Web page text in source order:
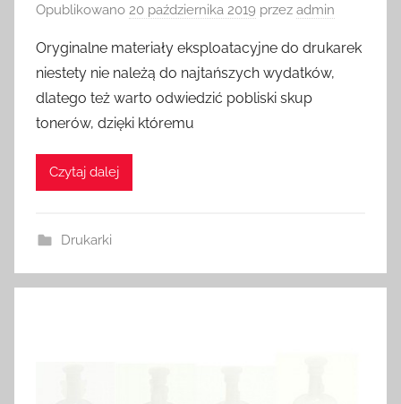
Opublikowano 20 października 2019 przez admin
Oryginalne materiały eksploatacyjne do drukarek
niestety nie należą do najtańszych wydatków,
dlatego też warto odwiedzić pobliski skup
tonerów, dzięki któremu
Czytaj dalej
Drukarki